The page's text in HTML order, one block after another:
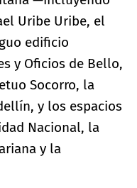
Uribe Uribe, el
edificio
y Oficios de Bello,
Socorro, la
y los espacios
Nacional, la
y la